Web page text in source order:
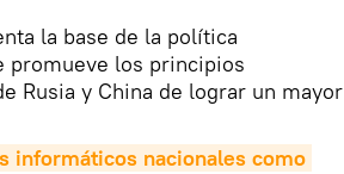
la base de la política
promueve los principios
Rusia y China de lograr un mayor
informáticos nacionales como